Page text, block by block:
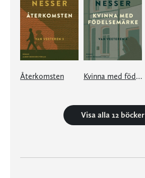
Återkomsten Kvinna med födelsemärke
Visa alla 12 böcker